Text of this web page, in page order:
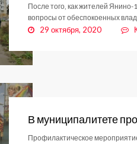
После того, как жителей
вопросы от обеспокоенных
29 октября, 2020
В муниципалитете
Профилактическое